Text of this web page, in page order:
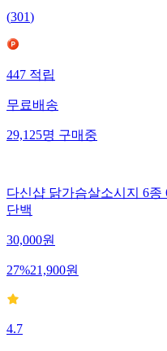
(301)
447적립
무료배송
29,125명구매중
다신샵 닭가슴살소시지 6종
단백
30,000원
27%21,900원
4.7